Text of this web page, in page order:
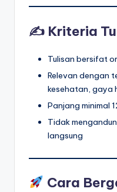
✍️ Kriteria
Tulisan bersifat
Relevan dengan
kesehatan, gaya
Panjang minimal
Tidak
langsung
Cara